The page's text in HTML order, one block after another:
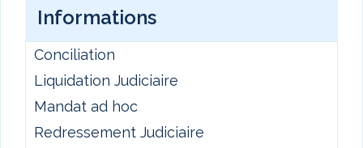
Informations
Conciliation
Liquidation Judiciaire
Mandat ad hoc
Redressement Judiciaire